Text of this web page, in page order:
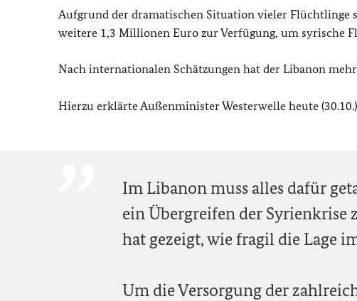
Aufgrund der dramatischen Situation vieler Flüchtlinge
weitere 1,3 Millionen Euro zur Verfügung, um syrische
Nach internationalen Schätzungen hat der Libanon
Hierzu erklärte Außenminister Westerwelle heute
Im Libanon muss alles dafür
ein Übergreifen der Syrienkrise
hat gezeigt, wie fragil die Lage
Um die Versorgung der